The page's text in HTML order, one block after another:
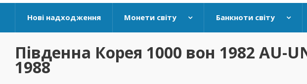
Нові надходження Монети світу Банкноти світу
Південна Корея 1000 вон 1982 AU-
1988